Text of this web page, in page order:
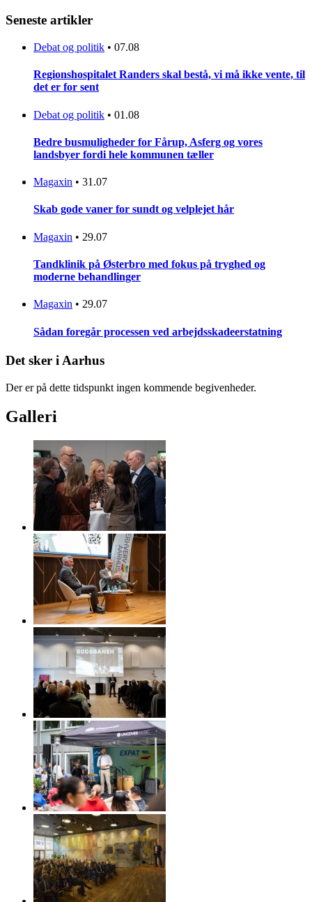
Seneste artikler
Debat og politik • 07.08
Regionshospitalet Randers skal bestå, vi må ikke vente, til
det er for sent
Debat og politik • 01.08
Bedre busmuligheder for Fårup, Asferg og vores
landsbyer fordi hele kommunen tæller
Magaxin • 31.07
Skab gode vaner for sundt og velplejet hår
Magaxin • 29.07
Tandklinik på Østerbro med fokus på tryghed og
moderne behandlinger
Magaxin • 29.07
Sådan foregår processen ved arbejdsskadeerstatning
Det sker i Aarhus
Der er på dette tidspunkt ingen kommende begivenheder.
Galleri